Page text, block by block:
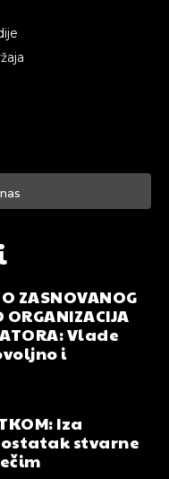
ZASNOVANOG
ORGANIZACIJA
Vlade
i
Iza
stvarne